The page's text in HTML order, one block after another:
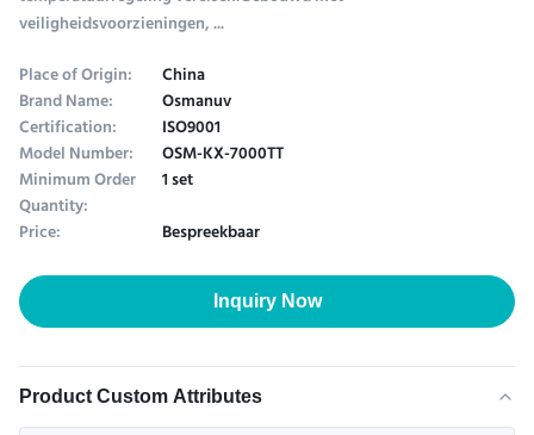
veiligheidsvoorzieningen, ...
Place of Origin:
China
Brand Name: Osmanuv
Certification: ISO9001
Model Number: OSM-KX-7000TT
Minimum Order
Quantity:
1 set
Price:
Bespreekbaar
Inquiry Now
Product Custom Attributes